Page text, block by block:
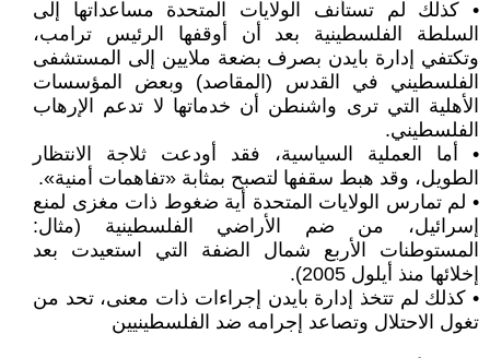
• كذلك لم تستأنف الولايات المتحدة مساعداتها إلى
السلطة الفلسطينية بعد أن أوقفها الرئيس ترامب،
وتكتفي إدارة بايدن بصرف بضعة ملايين إلى المستشفى
الفلسطيني في القدس (المقاصد) وبعض المؤسسات
الأهلية التي ترى واشنطن أن خدماتها لا تدعم الإرهاب
الفلسطيني.
• أما العملية السياسية، فقد أودعت ثلاجة الانتظار
الطويل، وقد هبط سقفها لتصبح بمثابة «تفاهمات أمنية».
• لم تمارس الولايات المتحدة أية ضغوط ذات مغزى لمنع
إسرائيل، من ضم الأراضي الفلسطينية (مثال:
المستوطنات الأربع شمال الضفة التي استعيدت بعد
إخلائها منذ أيلول 2005).
• كذلك لم تتخذ إدارة بايدن إجراءات ذات معنى، تحد من
تغول الاحتلال وتصاعد إجرامه ضد الفلسطينيين